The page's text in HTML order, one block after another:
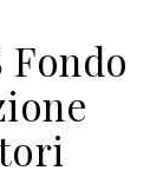
Fondo